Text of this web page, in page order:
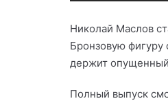
Николай Маслов
Бронзовую фигуру
держит
Полный выпуск